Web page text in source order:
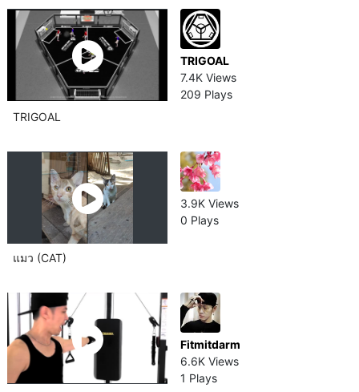
TRIGOAL
7.4K Views
209 Plays
TRIGOAL
3.9K Views
0 Plays
แมว (CAT)
Fitmitdarm
6.6K Views
1 Plays